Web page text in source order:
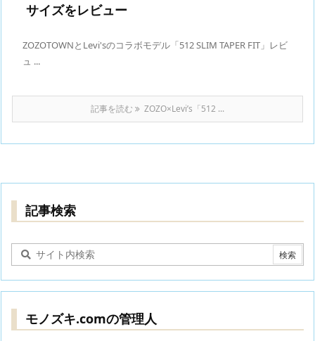
サイズをレビュー
ZOZOTOWNとLevi'sのコラボモデル「512 SLIM TAPER FIT」レビ
ュ ...
記事を読む ZOZO×Levi’s「512 ...
記事検索
モノズキ.comの管理人